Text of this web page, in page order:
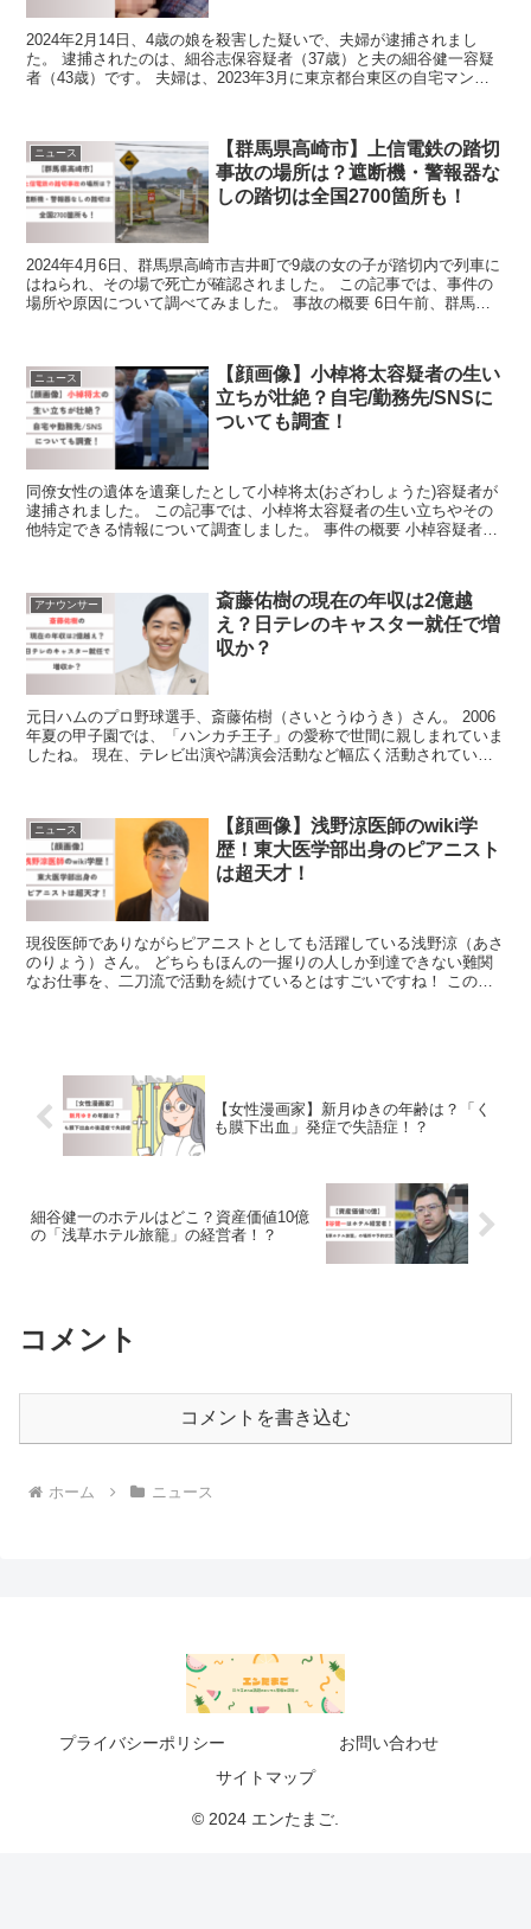
2024年2月14日、4歳の娘を殺害した疑いで、夫婦が逮捕されまし
た。 逮捕されたのは、細谷志保容疑者（37歳）と夫の細谷健一容疑
者（43歳）です。 夫婦は、2023年3月に東京都台東区の自宅マンシ
ニュース
【群馬県高崎市】上信電鉄の踏切
事故の場所は？遮断機・警報器な
しの踏切は全国2700箇所も！
2024年4月6日、群馬県高崎市吉井町で9歳の女の子が踏切内で列車に
はねられ、その場で死亡が確認されました。 この記事では、事件の
場所や原因について調べてみました。 事故の概要 6日午前、群馬県
ニュース
【顔画像】小棹将太容疑者の生い
立ちが壮絶？自宅/勤務先/SNSに
ついても調査！
同僚女性の遺体を遺棄したとして小棹将太(おざわしょうた)容疑者が
逮捕されました。 この記事では、小棹将太容疑者の生い立ちやその
他特定できる情報について調査しました。 事件の概要 小棹容疑者は
アナウンサー
斎藤佑樹の現在の年収は2億越
え？日テレのキャスター就任で増
収か？
元日ハムのプロ野球選手、斎藤佑樹（さいとうゆうき）さん。 2006
年夏の甲子園では、「ハンカチ王子」の愛称で世間に親しまれていま
したね。 現在、テレビ出演や講演会活動など幅広く活動されていま
ニュース
【顔画像】浅野涼医師のwiki学
歴！東大医学部出身のピアニスト
は超天才！
現役医師でありながらピアニストとしても活躍している浅野涼（あさ
のりょう）さん。 どちらもほんの一握りの人しか到達できない難関
なお仕事を、二刀流で活動を続けているとはすごいですね！ この記
【女性漫画家】新月ゆきの年齢は？「く
も膜下出血」発症で失語症！？
細谷健一のホテルはどこ？資産価値10億
の「浅草ホテル旅籠」の経営者！？
コメント
コメントを書き込む
ホーム ニュース
プライバシーポリシー
お問い合わせ
サイトマップ
© 2024 エンたまご.